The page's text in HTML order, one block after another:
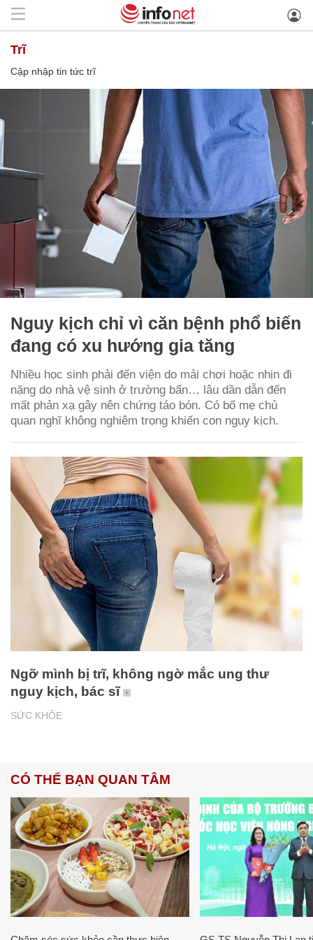
trĩ
Cập nhập tin tức trĩ
Nguy kịch chỉ vì căn bệnh phổ biến
đang có xu hướng gia tăng
Nhiều học sinh phải đến viện do mải chơi hoặc nhịn đi
nặng do nhà vệ sinh ở trường bẩn… lâu dần dẫn đến
mất phản xạ gây nên chứng táo bón. Có bố mẹ chủ
quan nghĩ không nghiêm trọng khiến con nguy kịch.
SỨC KHỎE
Ngỡ mình bị trĩ, không ngờ mắc ung thư
nguy kịch, bác sĩ
CÓ THỂ BẠN QUAN TÂM